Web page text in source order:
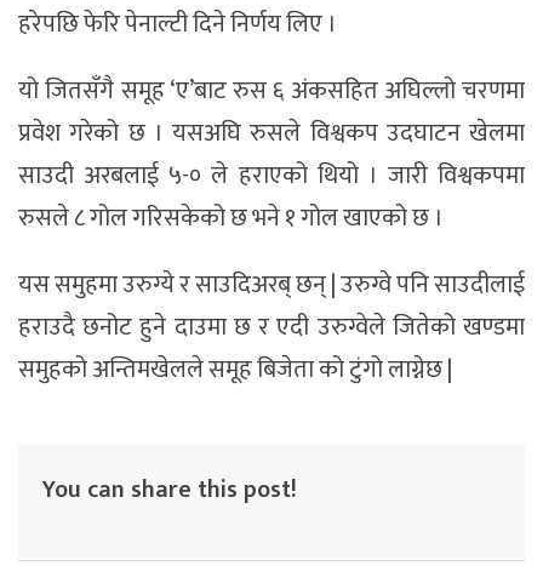
हरेपछि फेरि पेनाल्टी दिने निर्णय लिए ।
यो जितसँगै समूह ‘ए’बाट रुस ६ अंकसहित अघिल्लो चरणमा
प्रवेश गरेको छ । यसअघि रुसले विश्वकप उदघाटन खेलमा
साउदी अरबलाई ५-० ले हराएको थियो । जारी विश्वकपमा
रुसले ८ गोल गरिसकेको छ भने १ गोल खाएको छ ।
यस समुहमा उरुग्ये र साउदिअरब् छन् | उरुग्वे पनि साउदीलाई
हराउदै छनोट हुने दाउमा छ र एदी उरुग्वेले जितेको खण्डमा
समुहको अन्तिमखेलले समूह बिजेता को टुंगो लाग्नेछ |
You can share this post!